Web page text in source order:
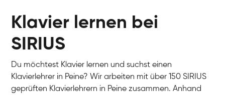
Klavier lernen bei
SIRIUS
Du möchtest Klavier lernen und suchst einen
Klavierlehrer in Peine? Wir arbeiten mit über 150 SIRIUS
geprüften Klavierlehrern in Peine zusammen. Anhand